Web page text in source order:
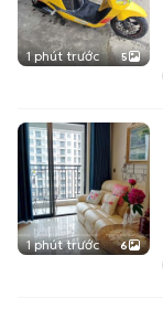
1 phút trước 5
1 phút trước 6